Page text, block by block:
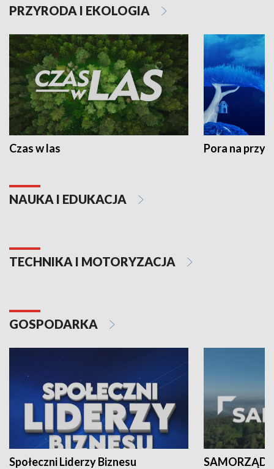
PRZYRODA I EKOLOGIA
Czas w las Pora na
NAUKA I EDUKACJA
TECHNIKA I MOTORYZACJA
GOSPODARKA
Społeczni Liderzy Biznesu SAMORZĄD